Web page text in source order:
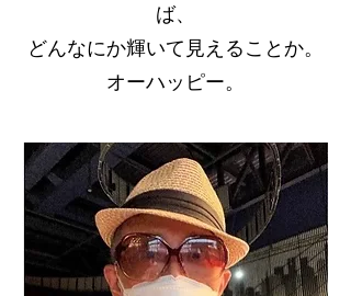
ば、
どんなにか輝いて見えることか。
オーハッピー。